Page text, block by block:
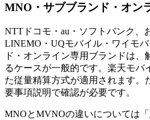
MNO・サブブランド・オン
NTTドコモ・au・ソフトバンク、
LINEMO・UQモバイル・ワイモ
ド・オンライン専用ブランドは、
るケースが一般的です。楽天モバ
た従量精算方式が適用されます。
要事項説明で確認が必要です。
MNOとMVNOの違いについては「